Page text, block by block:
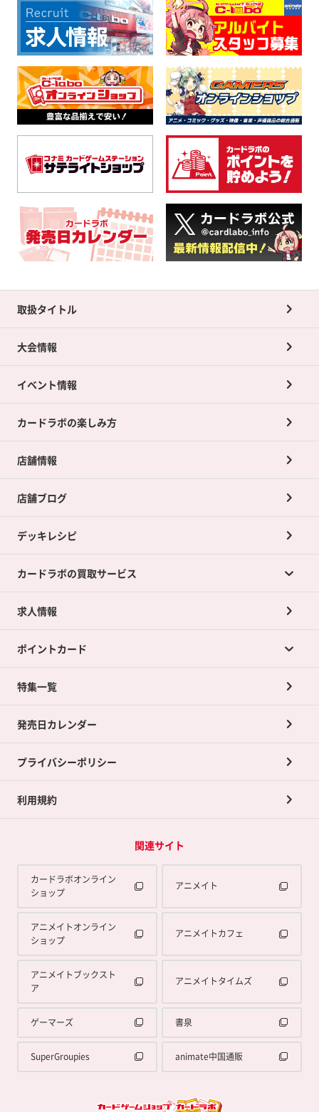
取扱タイトル
大会情報
イベント情報
カードラボの楽しみ方
店舗情報
店舗ブログ
デッキレシピ
カードラボの買取サービス
カードラボの買取サービスTOP
店舗買取について
ネット買取について
買取承諾書について
求人情報
ポイントカード
ポイントカードTOP
ポイント交換景品
特集一覧
発売日カレンダー
プライバシーポリシー
利用規約
関連サイト
カードラボオンライン
ショップ
アニメイト
アニメイトオンライン
ショップ
アニメイトカフェ
アニメイトブックスト
ア
アニメイトタイムズ
ゲーマーズ 書泉
SuperGroupies animate中国通販